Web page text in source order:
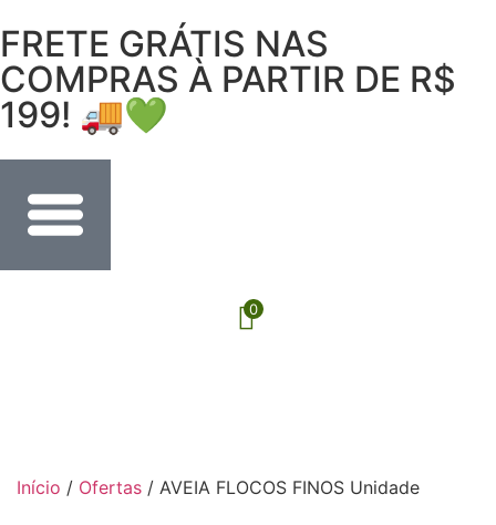
FRETE GRÁTIS NAS
COMPRAS À PARTIR DE R$
199! 🚚💚
0
Início / Ofertas / AVEIA FLOCOS FINOS Unidade